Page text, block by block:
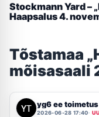
Stockmann Yard –
Haapsalus 4.
Tõstamaa
mõisasaali
yg6 ee toimetus
2026-06-28 17:40